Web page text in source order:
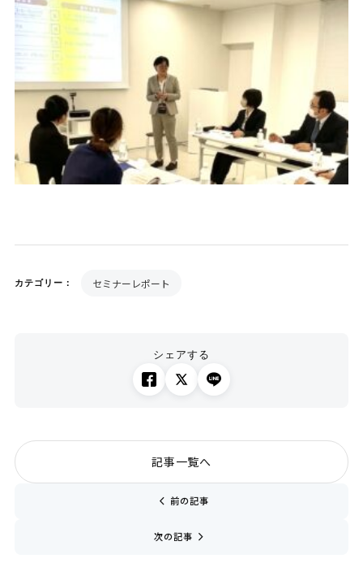
カテゴリー： セミナーレポート
シェアする
chevron_left 前の記事
記事一覧へ
次の記事 navigate_next